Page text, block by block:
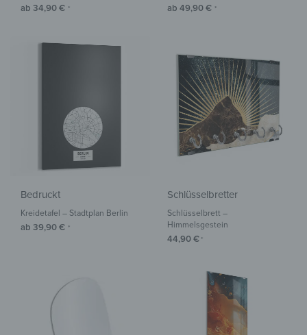
ab 34,90€ * ab 49,90€ *
Bedruckt
Kreidetafel – Stadtplan Berlin
ab 39,90€ *
Schlüsselbretter
Schlüsselbrett –
Himmelsgestein
44,90€ *